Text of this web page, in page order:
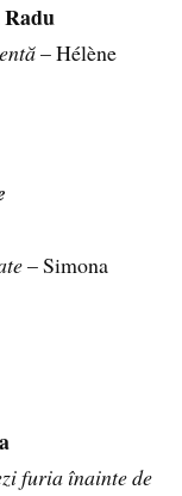
– Hélène
– Simona
furia înainte de